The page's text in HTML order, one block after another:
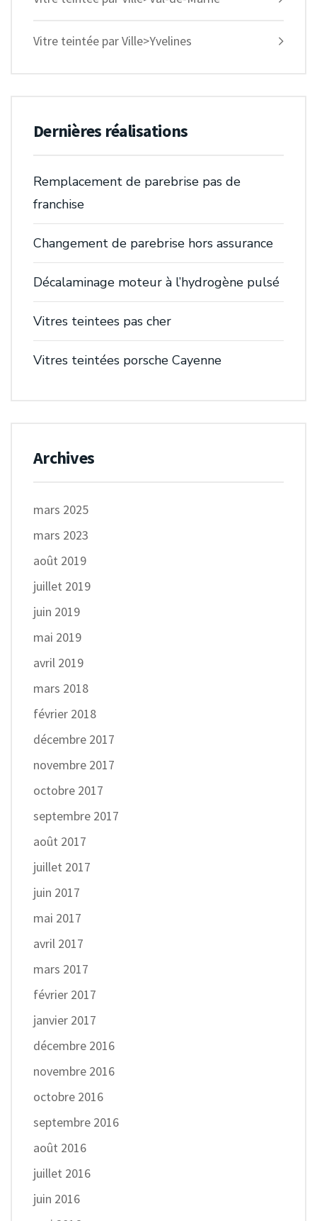
Vitre teintée par Ville>Yvelines
Dernières réalisations
Remplacement de parebrise pas de
franchise
Changement de parebrise hors assurance
Décalaminage moteur à l’hydrogène pulsé
Vitres teintees pas cher
Vitres teintées porsche Cayenne
Archives
mars 2025
mars 2023
août 2019
juillet 2019
juin 2019
mai 2019
avril 2019
mars 2018
février 2018
décembre 2017
novembre 2017
octobre 2017
septembre 2017
août 2017
juillet 2017
juin 2017
mai 2017
avril 2017
mars 2017
février 2017
janvier 2017
décembre 2016
novembre 2016
octobre 2016
septembre 2016
août 2016
juillet 2016
juin 2016